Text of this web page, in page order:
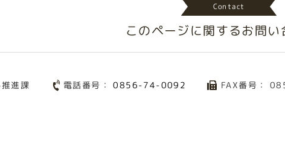
Contact
このページに関するお問い
進課 電話番号：0856-74-0092 FAX番号：